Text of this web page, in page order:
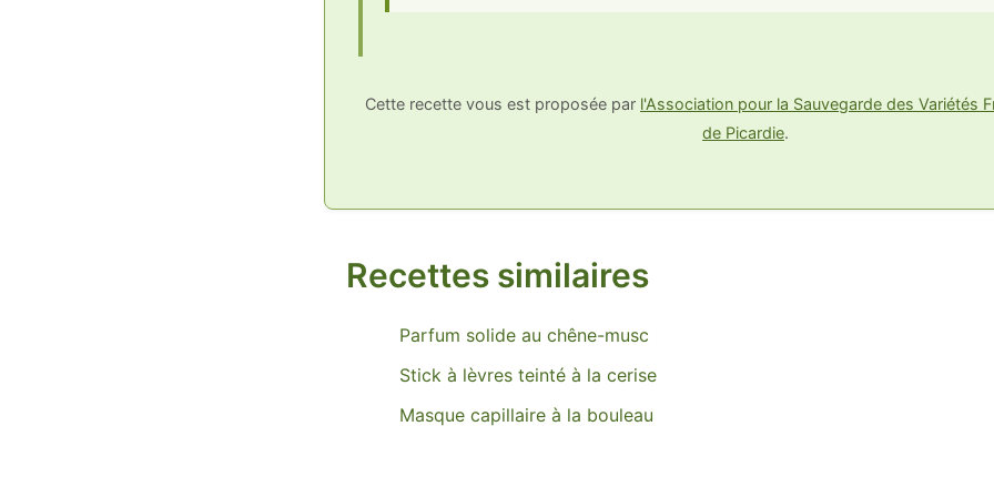
Cette recette vous est proposée par l'Association pour la Sauvegarde des Variétés
de Picardie.
Recettes similaires
Parfum solide au chêne-musc
Stick à lèvres teinté à la cerise
Masque capillaire à la bouleau